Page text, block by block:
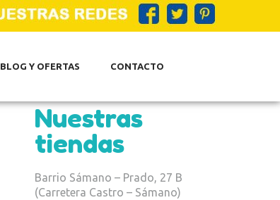
BLOG Y OFERTAS CONTACTO
Nuestras
tiendas
Barrio Sámano – Prado, 27 B
(Carretera Castro – Sámano)